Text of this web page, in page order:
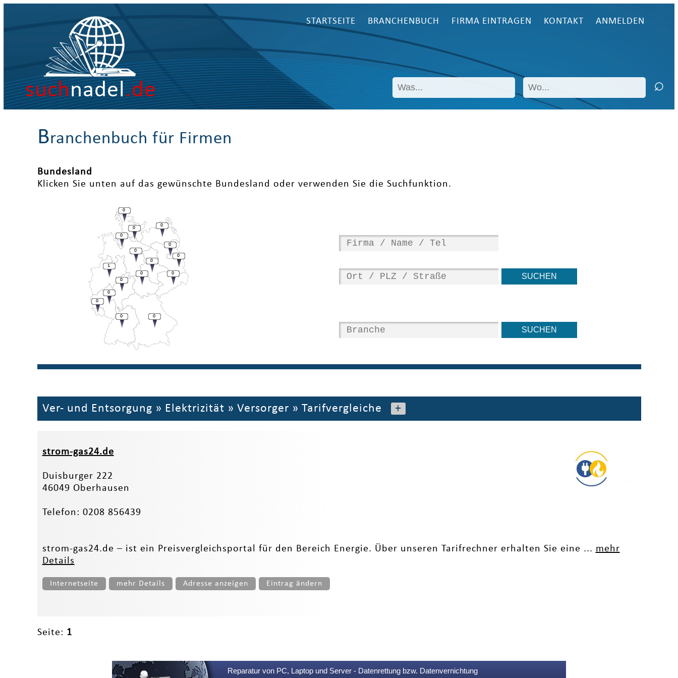
suchnadel.de
STARTSEITE BRANCHENBUCH FIRMA EINTRAGEN KONTAKT ANMELDEN
Branchenbuch für Firmen
Bundesland
Klicken Sie unten auf das gewünschte Bundesland oder verwenden Sie die Suchfunktion.
0
0
1
0
0
0
0
0
0
0
0
0
0
0
0
0
Ver- und Entsorgung » Elektrizität » Versorger » Tarifvergleiche +
strom-gas24.de
Duisburger 222
46049 Oberhausen
Telefon: 0208 856439
strom-gas24.de – ist ein Preisvergleichsportal für den Bereich Energie. Über unseren Tarifrechner erhalten Sie eine ... mehr
Details
Internetseite mehr Details Adresse anzeigen Eintrag ändern
Seite: 1
Reparatur von PC, Laptop und Server - Datenrettung bzw. Datenvernichtung